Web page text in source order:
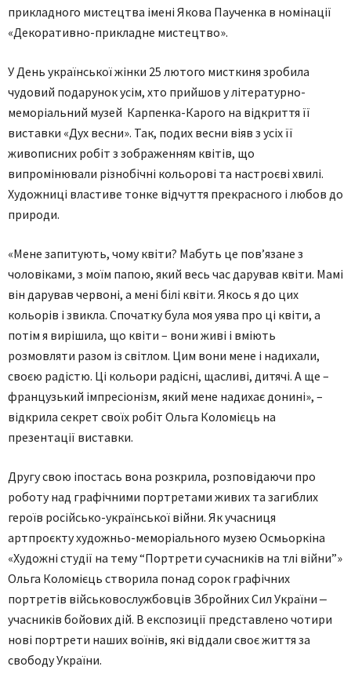
прикладного мистецтва імені Якова Паученка в номінації
«Декоративно-прикладне мистецтво».
У День української жінки 25 лютого мисткиня зробила
чудовий подарунок усім, хто прийшов у літературно-
меморіальний музей Карпенка-Карого на відкриття її
виставки «Дух весни». Так, подих весни віяв з усіх її
живописних робіт з зображенням квітів, що
випромінювали різнобічні кольорові та настроєві хвилі.
Художниці властиве тонке відчуття прекрасного і любов до
природи.
«Мене запитують, чому квіти? Мабуть це пов’язане з
чоловіками, з моїм папою, який весь час дарував квіти. Мамі
він дарував червоні, а мені білі квіти. Якось я до цих
кольорів і звикла. Спочатку була моя уява про ці квіти, а
потім я вирішила, що квіти – вони живі і вміють
розмовляти разом із світлом. Цим вони мене і надихали,
своєю радістю. Ці кольори радісні, щасливі, дитячі. А ще –
французький імпресіонізм, який мене надихає донині», –
відкрила секрет своїх робіт Ольга Коломієць на
презентації виставки.
Другу свою іпостась вона розкрила, розповідаючи про
роботу над графічними портретами живих та загиблих
героїв російсько-української війни. Як учасниця
артпроєкту художньо-меморіального музею Осмьоркіна
«Художні студії на тему “Портрети сучасників на тлі війни”»
Ольга Коломієць створила понад сорок графічних
портретів військовослужбовців Збройних Сил України ‒
учасників бойових дій. В експозиції представлено чотири
нові портрети наших воїнів, які віддали своє життя за
свободу України.